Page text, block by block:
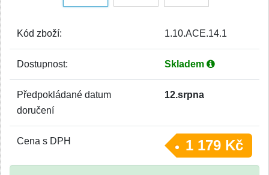
Kód zboží: 1.10.ACE.14.1
Dostupnost: Skladem
Předpokládané datum
doručení
12.srpna
Cena s DPH 1 179 Kč